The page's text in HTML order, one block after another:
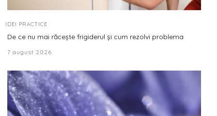
IDEI PRACTICE
De ce nu mai răcește frigiderul și cum rezolvi problema
7 august 2026